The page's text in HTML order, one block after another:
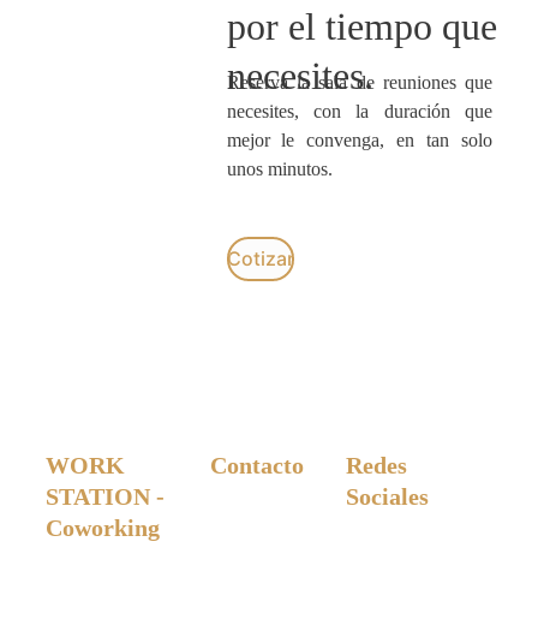
por el tiempo que
necesites.
Reserva la sala de reuniones que
necesites, con la duración que
mejor le convenga, en tan solo
unos minutos.
Cotizar
WORK
STATION -
Coworking
Contacto
Redes
Sociales